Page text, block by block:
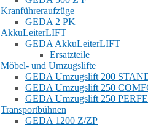
Kranführeraufzüge
GEDA 2 PK
AkkuLeiterLIFT
GEDA AkkuLeiterLIFT
Ersatzteile
Möbel- und Umzugslifte
GEDA Umzugslift 200
GEDA Umzugslift 250
GEDA Umzugslift 250
Transportbühnen
GEDA 1200 Z/ZP